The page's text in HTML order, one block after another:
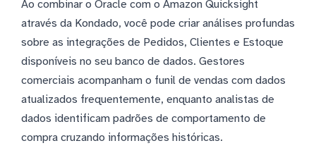
Ao combinar o Oracle com o Amazon Quicksight
através da Kondado, você pode criar análises profundas
sobre as integrações de Pedidos, Clientes e Estoque
disponíveis no seu banco de dados. Gestores
comerciais acompanham o funil de vendas com dados
atualizados frequentemente, enquanto analistas de
dados identificam padrões de comportamento de
compra cruzando informações históricas.